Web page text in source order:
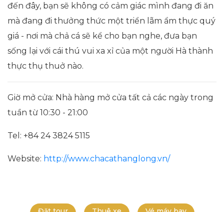
đến đây, bạn sẽ không có cảm giác mình đang đi ăn
mà đang đi thưởng thức một triển lãm ẩm thực quý
giá - nơi mà chả cá sẽ kể cho bạn nghe, đưa bạn
sống lại với cái thú vui xa xỉ của một người Hà thành
thực thụ thuở nào.
Giờ mở cửa: Nhà hàng mở cửa tất cả các ngày trong
tuần từ 10:30 - 21:00
Tel: +84 24 3824 5115
Website: http://www.chacathanglong.vn/